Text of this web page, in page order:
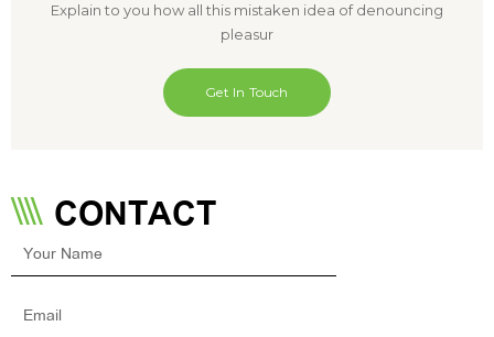
Explain to you how all this mistaken idea of denouncing
pleasur
Get In Touch
CONTACT